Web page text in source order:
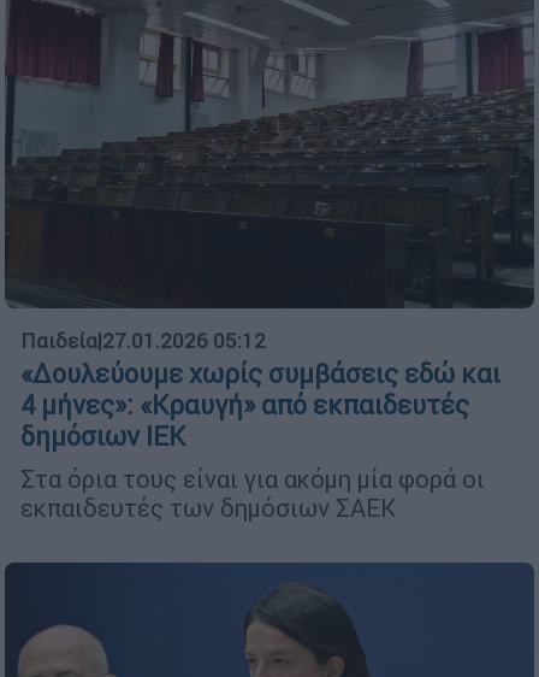
Παιδεία|27.01.2026 05:12
«Δουλεύουμε χωρίς συμβάσεις εδώ και
4 μήνες»: «Κραυγή» από εκπαιδευτές
δημόσιων ΙΕΚ
Στα όρια τους είναι για ακόμη μία φορά οι
εκπαιδευτές των δημόσιων ΣΑΕΚ